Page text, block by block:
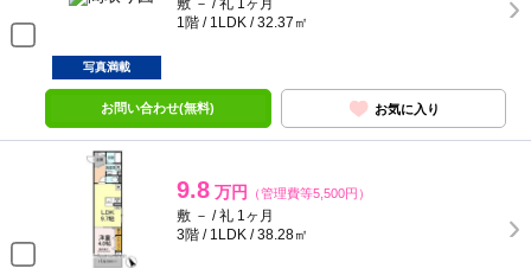
敷 － / 礼 1ヶ月
1階 / 1LDK / 32.37㎡
写真満載
お問い合わせ(無料) お気に入り
9.8 万円 （管理費等5,500円）
敷 － / 礼 1ヶ月
3階 / 1LDK / 38.28㎡